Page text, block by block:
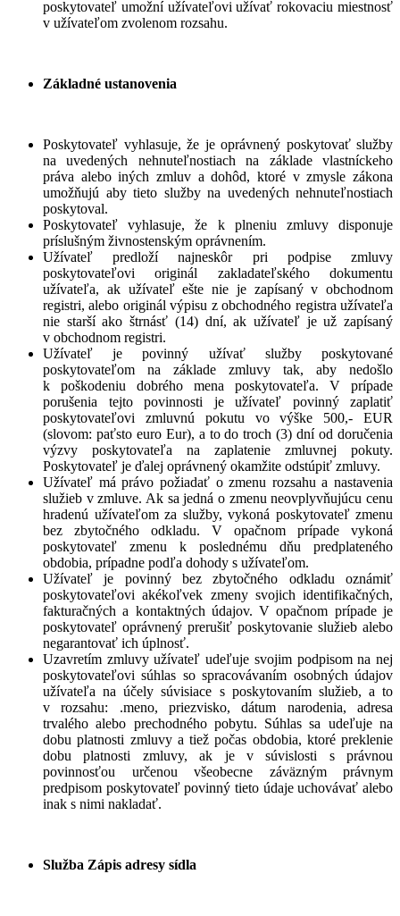
poskytovateľ umožní užívateľovi užívať rokovaciu miestnosť
v užívateľom zvolenom rozsahu.
Základné ustanovenia
Poskytovateľ vyhlasuje, že je oprávnený poskytovať služby
na uvedených nehnuteľnostiach na základe vlastníckeho
práva alebo iných zmluv a dohôd, ktoré v zmysle zákona
umožňujú aby tieto služby na uvedených nehnuteľnostiach
poskytoval.
Poskytovateľ vyhlasuje, že k plneniu zmluvy disponuje
príslušným živnostenským oprávnením.
Užívateľ predloží najneskôr pri podpise zmluvy
poskytovateľovi originál zakladateľského dokumentu
užívateľa, ak užívateľ ešte nie je zapísaný v obchodnom
registri, alebo originál výpisu z obchodného registra užívateľa
nie starší ako štrnásť (14) dní, ak užívateľ je už zapísaný
v obchodnom registri.
Užívateľ je povinný užívať služby poskytované
poskytovateľom na základe zmluvy tak, aby nedošlo
k poškodeniu dobrého mena poskytovateľa. V prípade
porušenia tejto povinnosti je užívateľ povinný zaplatiť
poskytovateľovi zmluvnú pokutu vo výške 500,- EUR
(slovom: paťsto euro Eur), a to do troch (3) dní od doručenia
výzvy poskytovateľa na zaplatenie zmluvnej pokuty.
Poskytovateľ je ďalej oprávnený okamžite odstúpiť zmluvy.
Užívateľ má právo požiadať o zmenu rozsahu a nastavenia
služieb v zmluve. Ak sa jedná o zmenu neovplyvňujúcu cenu
hradenú užívateľom za služby, vykoná poskytovateľ zmenu
bez zbytočného odkladu. V opačnom prípade vykoná
poskytovateľ zmenu k poslednému dňu predplateného
obdobia, prípadne podľa dohody s užívateľom.
Užívateľ je povinný bez zbytočného odkladu oznámiť
poskytovateľovi akékoľvek zmeny svojich identifikačných,
fakturačných a kontaktných údajov. V opačnom prípade je
poskytovateľ oprávnený prerušiť poskytovanie služieb alebo
negarantovať ich úplnosť.
Uzavretím zmluvy užívateľ udeľuje svojim podpisom na nej
poskytovateľovi súhlas so spracovávaním osobných údajov
užívateľa na účely súvisiace s poskytovaním služieb, a to
v rozsahu: .meno, priezvisko, dátum narodenia, adresa
trvalého alebo prechodného pobytu. Súhlas sa udeľuje na
dobu platnosti zmluvy a tiež počas obdobia, ktoré preklenie
dobu platnosti zmluvy, ak je v súvislosti s právnou
povinnosťou určenou všeobecne záväzným právnym
predpisom poskytovateľ povinný tieto údaje uchovávať alebo
inak s nimi nakladať.
Služba Zápis adresy sídla